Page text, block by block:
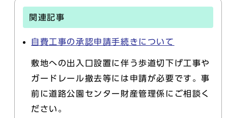
関連記事
自費工事の承認申請手続きについて
敷地への出入口設置に伴う歩道切下げ工事や
ガードレール撤去等には申請が必要です。事
前に道路公園センター財産管理係にご相談く
ださい。